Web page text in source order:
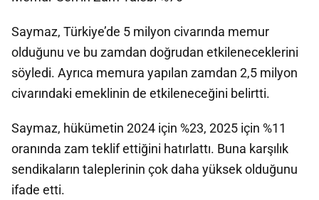
Saymaz, Türkiye’de 5 milyon civarında memur
olduğunu ve bu zamdan doğrudan etkileneceklerini
söyledi. Ayrıca memura yapılan zamdan 2,5 milyon
civarındaki emeklinin de etkileneceğini belirtti.
Saymaz, hükümetin 2024 için %23, 2025 için %11
oranında zam teklif ettiğini hatırlattı. Buna karşılık
sendikaların taleplerinin çok daha yüksek olduğunu
ifade etti.